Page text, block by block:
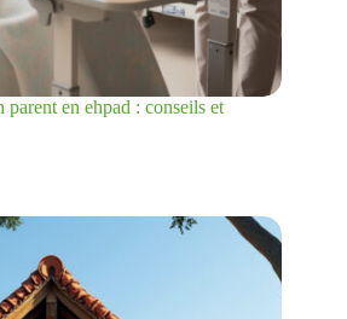
en ehpad : conseils et